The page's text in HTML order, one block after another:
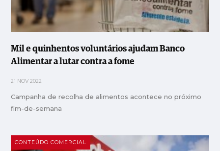
Mil e quinhentos voluntários ajudam Banco
Alimentar a lutar contra a fome
21 NOV 2022
Campanha de recolha de alimentos acontece no próximo
fim-de-semana
CONTEÚDO COMERCIAL